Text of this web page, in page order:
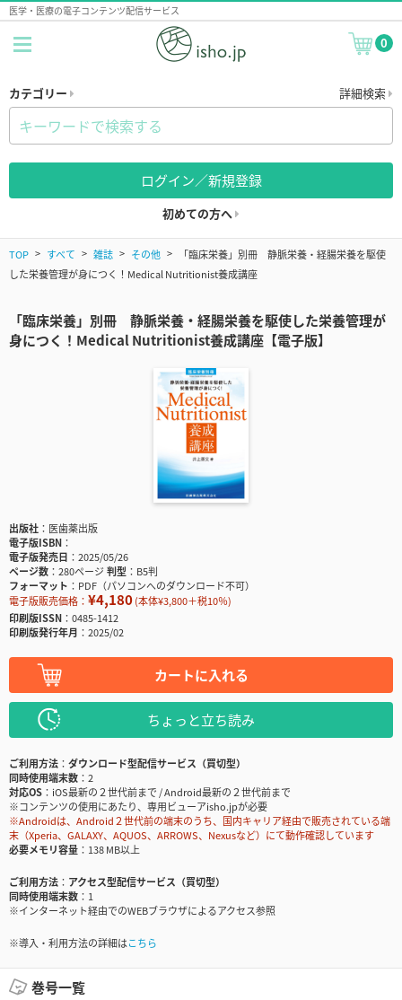
医学・医療の電子コンテンツ配信サービス
0
カテゴリー 詳細検索
ログイン／新規登録
初めての方へ
TOP すべて 雑誌 その他
「臨床栄養」別冊 静脈栄養・経腸栄養を駆使
した栄養管理が身につく！Medical Nutritionist養成講座
「臨床栄養」別冊 静脈栄養・経腸栄養を駆使した栄養管理が
身につく！Medical Nutritionist養成講座【電子版】
出版社
医歯薬出版
電子版ISBN
電子版発売日
2025/05/26
ページ数
280ページ判型
B5判
フォーマット
PDF（パソコンへのダウンロード不可）
電子版販売価格： ¥4,180(本体¥3,800＋税10％)
印刷版ISSN
0485-1412
印刷版発行年月
2025/02
カートに入れる
ちょっと立ち読み
ご利用方法
ダウンロード型配信サービス（買切型）
同時使用端末数
2
対応OS
iOS最新の２世代前まで / Android最新の２世代前まで
※コンテンツの使用にあたり、専用ビューアisho.jpが必要
※Androidは、Android２世代前の端末のうち、国内キャリア経由で販売されている端
末（Xperia、GALAXY、AQUOS、ARROWS、Nexusなど）にて動作確認しています
必要メモリ容量
138 MB以上
ご利用方法
アクセス型配信サービス（買切型）
同時使用端末数
1
※インターネット経由でのWEBブラウザによるアクセス参照
※導入・利用方法の詳細はこちら
巻号一覧